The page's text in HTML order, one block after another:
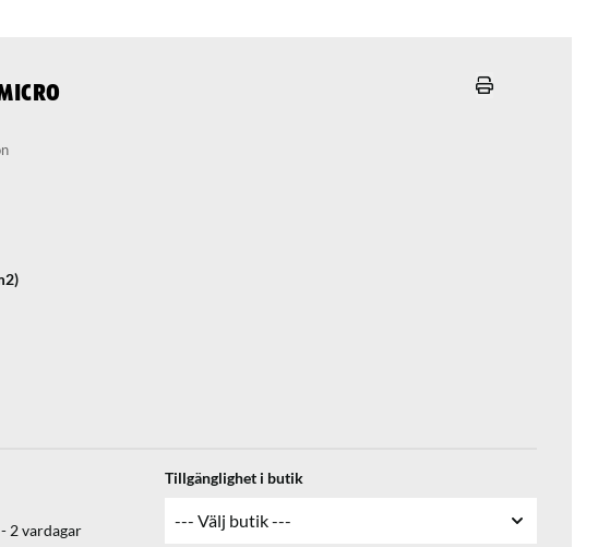
2 vardagar
Tillgänglighet i butik